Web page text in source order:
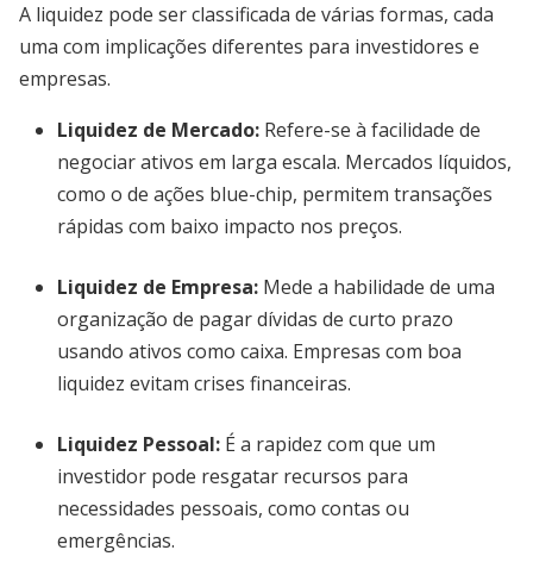
A liquidez pode ser classificada de várias formas, cada
uma com implicações diferentes para investidores e
empresas.
Liquidez de Mercado: Refere-se à facilidade de
negociar ativos em larga escala. Mercados líquidos,
como o de ações blue-chip, permitem transações
rápidas com baixo impacto nos preços.
Liquidez de Empresa: Mede a habilidade de uma
organização de pagar dívidas de curto prazo
usando ativos como caixa. Empresas com boa
liquidez evitam crises financeiras.
Liquidez Pessoal: É a rapidez com que um
investidor pode resgatar recursos para
necessidades pessoais, como contas ou
emergências.